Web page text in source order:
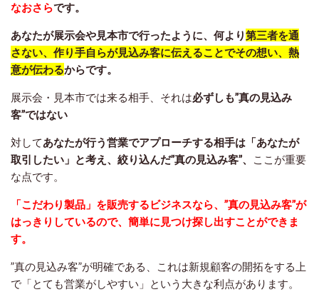
なおさらです。
あなたが展示会や見本市で行ったように、何より第三者を通
さない、作り手自らが見込み客に伝えることでその想い、熱
意が伝わるからです。
展示会・見本市では来る相手、それは必ずしも”真の見込み
客”ではない
対してあなたが行う営業でアプローチする相手は「あなたが
取引したい」と考え、絞り込んだ”真の見込み客”、
ここが重要
な点です。
「こだわり製品」を販売するビジネスなら、”真の見込み客”が
はっきりしているので、簡単に見つけ探し出すことができま
す。
”真の見込み客”が明確である、これは新規顧客の開拓をする上
で「とても営業がしやすい」という大きな利点があります。